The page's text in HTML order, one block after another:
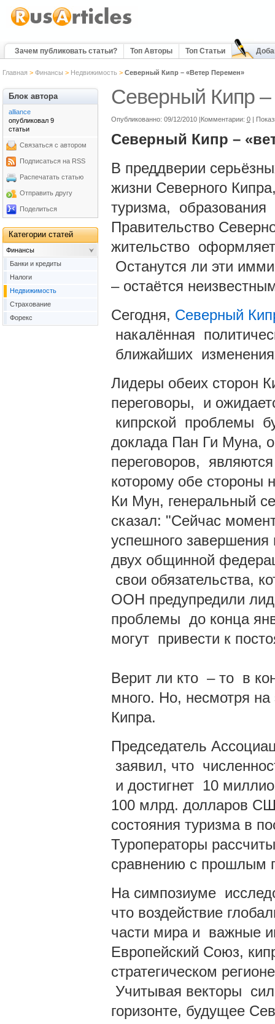
Зачем публиковать статьи? Топ Авторы Топ Статьи
Главная > Финансы > Недвижимость > Северный Кипр – «Ветер Перемен»
Северный Кипр
Опубликованно: 09/12/2010 |Комментарии: 0 |
Северный Кипр –
В преддверии
жизни Северного
туризма, образования
Правительство
жительство
Останутся ли эти
– остаётся
Сегодня, Северный
накалённая
ближайших
Лидеры обеих сторон
переговоры, и
кипрской проблемы
доклада Пан Ги Муна,
переговоров,
которому обе стороны
Ки Мун, генеральный
сказал: "Сейчас
успешного
двух общинной
свои обязательства,
ООН предупредили
проблемы до конца
могут привести к
Верит ли кто – то в
много. Но, несмотря
Кипра.
Председатель
заявил, что
и достигнет 10
100 млрд. долларов
состояния туризма в
Туроператоры
сравнению с прошлым
На симпозиуме
что воздействие
части мира и важные
Европейский Союз,
стратегическом
Учитывая векторы
горизонте, будущее
Блок автора
alliance
опубликовал 9
статьи
Связаться с автором
Подписаться на RSS
Распечатать статью
Отправить другу
Поделиться
Категории статей
Финансы
Банки и кредиты
Налоги
Недвижимость
Страхование
Форекс